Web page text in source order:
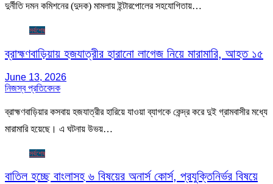
দুর্নীতি দমন কমিশনের (দুদক) মামলায় ইন্টারপোলের সহযোগিতায়…
সর্বশেষ
ব্রাহ্মণবাড়িয়ায় হজযাত্রীর হারানো লাগেজ নিয়ে মারামারি, আহত ১৫
June 13, 2026
নিজস্ব প্রতিবেদক
ব্রাহ্মণবাড়িয়ার কসবায় হজযাত্রীর হারিয়ে যাওয়া ব্যাগকে কেন্দ্র করে দুই গ্রামবাসীর মধ্যে
মারামারি হয়েছে। এ ঘটনায় উভয়…
সর্বশেষ
বাতিল হচ্ছে বাংলাসহ ৬ বিষয়ের অনার্স কোর্স, প্রযুক্তিনির্ভর বিষয়ে